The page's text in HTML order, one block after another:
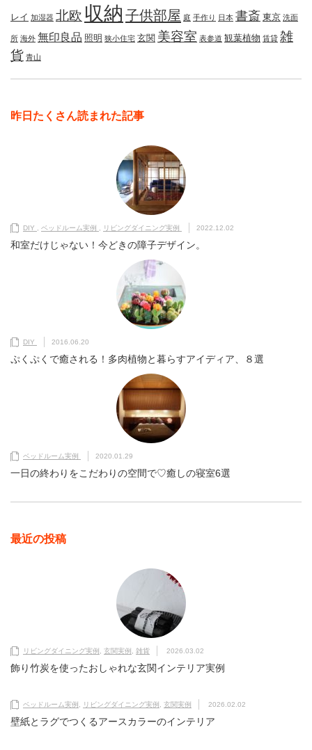
レイ 加湿器 北欧 収納 子供部屋 庭 手作り 日本 書斎 東京 洗面
所 海外 無印良品 照明 狭小住宅 玄関 美容室 表参道 観葉植物 賃貸 雑
貨 青山
昨日たくさん読まれた記事
DIY , ベッドルーム実例 , リビングダイニング実例 2022.12.02
和室だけじゃない！今どきの障子デザイン。
DIY 2016.06.20
ぷくぷくで癒される！多肉植物と暮らすアイディア、８選
ベッドルーム実例 2020.01.29
一日の終わりをこだわりの空間で♡癒しの寝室6選
最近の投稿
リビングダイニング実例 , 玄関実例 , 雑貨 2026.03.02
飾り竹炭を使ったおしゃれな玄関インテリア実例
ベッドルーム実例 , リビングダイニング実例 , 玄関実例 2026.02.02
壁紙とラグでつくるアースカラーのインテリア